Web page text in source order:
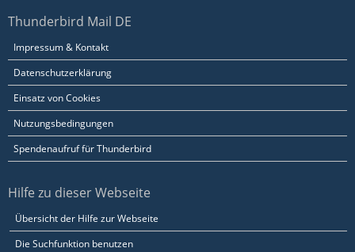
Thunderbird Mail DE
Impressum & Kontakt
Datenschutzerklärung
Einsatz von Cookies
Nutzungsbedingungen
Spendenaufruf für Thunderbird
Hilfe zu dieser Webseite
Übersicht der Hilfe zur Webseite
Die Suchfunktion benutzen